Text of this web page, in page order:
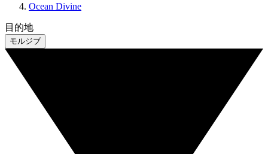
Ocean Divine
目的地
モルジブ